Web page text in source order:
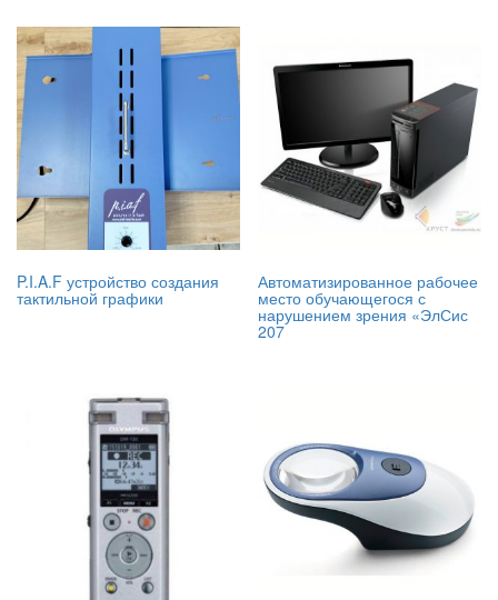
P.I.A.F устройство создания
тактильной графики
Автоматизированное рабочее
место обучающегося с
нарушением зрения «ЭлСис
207